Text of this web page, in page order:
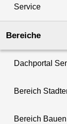
Service
Bereiche
Dachportal
Bereich
Bereich Bauen